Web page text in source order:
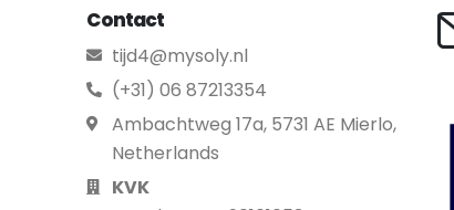
Contact
tijd4@mysoly.nl
(+31) 06 87213354
Ambachtweg 17a, 5731 AE Mierlo,
Netherlands
KVK